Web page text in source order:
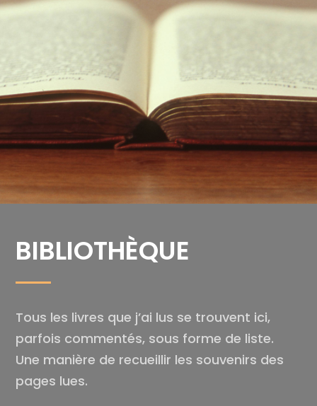
BIBLIO­THÈQUE
Tous les livres que j’ai lus se trouvent ici,
par­fois com­men­tés, sous forme de liste.
Une manière de recueillir les sou­ve­nirs des
pages lues.